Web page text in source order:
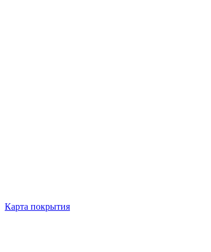
Карта покрытия